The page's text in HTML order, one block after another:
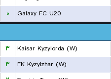
۰
Galaxy FC U20
۳
Kaisar Kyzylorda (W)
۳
FK Kyzylzhar (W)